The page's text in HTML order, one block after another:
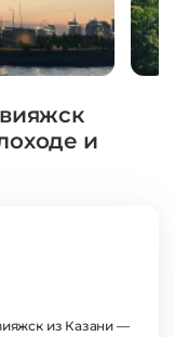
и
из Казани —